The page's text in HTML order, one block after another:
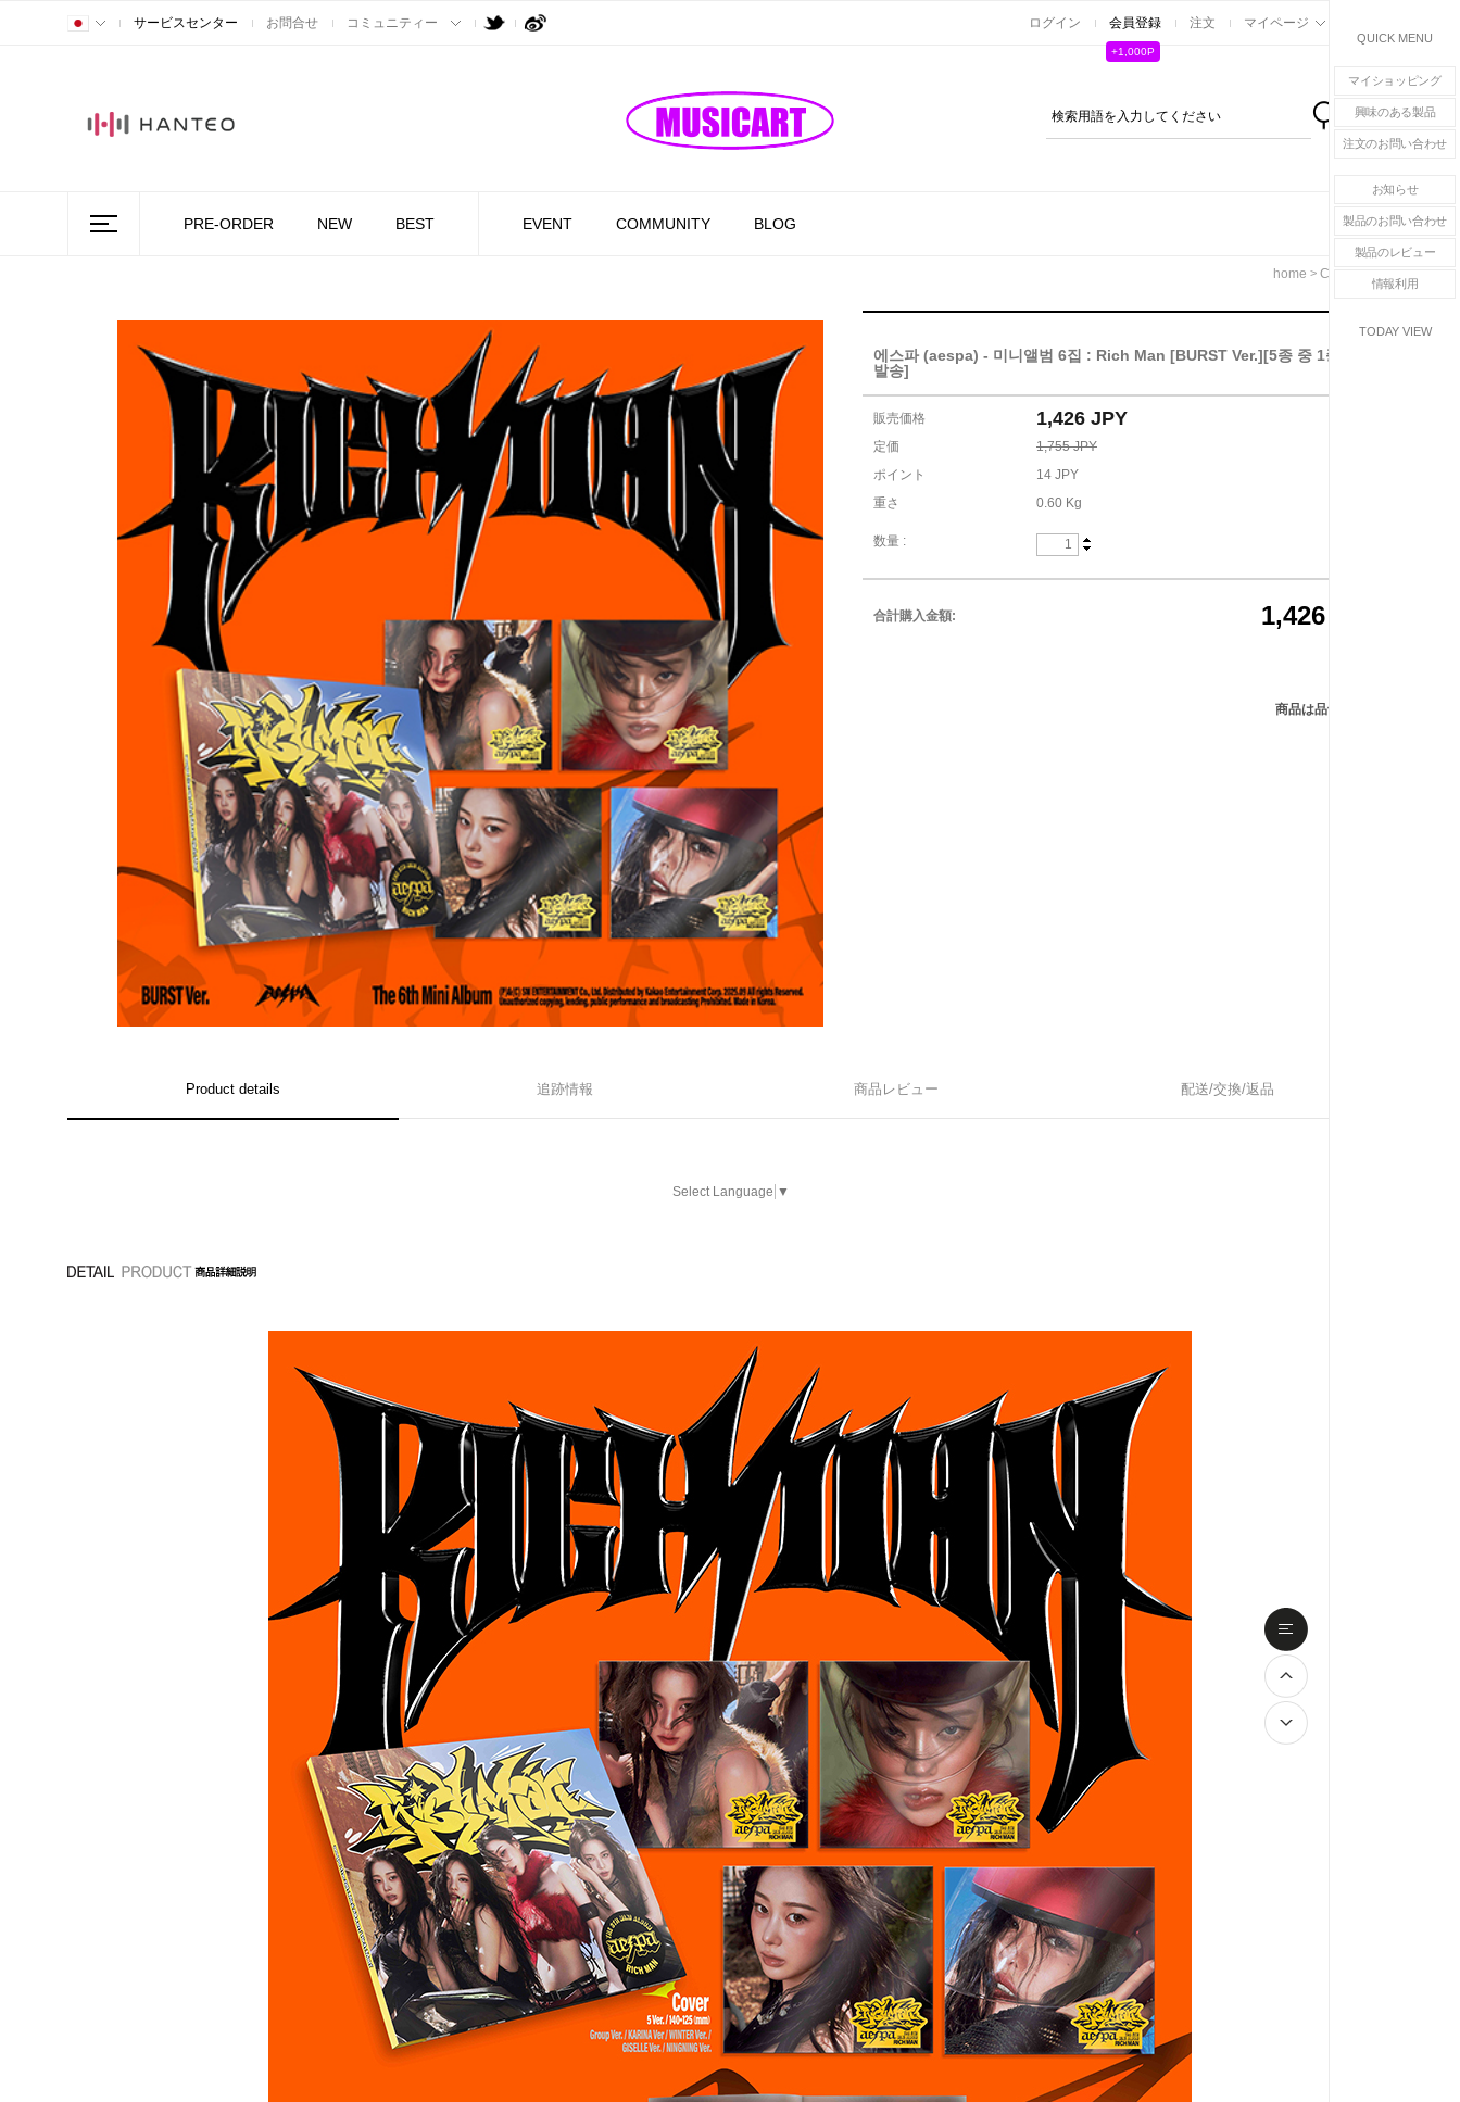
QUICK MENU
マイショッピング
興味のある製品
注文のお問い合わせ
お知らせ
製品のお問い合わせ
製品のレビュー
情報利用
TODAY VIEW
サービスセンター お問合せ コミュニティー ログイン 会員登録
+1,000P
注文 マイページ
0
PRE-ORDER NEW BEST EVENT COMMUNITY BLOG
home > CD
에스파 (aespa) - 미니앨범 6집 : Rich Man [BURST Ver.][5종 중 1종 랜덤
발송]
販売価格 1,426 JPY
定価
1,755 JPY
ポイント
14 JPY
重さ
0.60 Kg
数量 :
合計購入金額: 1,426
商品は品切りです。
Product details 追跡情報 商品レビュー 配送/交換/返品
Select Language ▼